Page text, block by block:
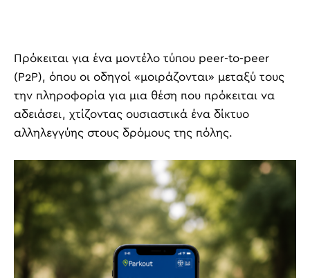
Πρόκειται για ένα μοντέλο τύπου peer-to-peer
(P2P), όπου οι οδηγοί «μοιράζονται» μεταξύ τους
την πληροφορία για μια θέση που πρόκειται να
αδειάσει, χτίζοντας ουσιαστικά ένα δίκτυο
αλληλεγγύης στους δρόμους της πόλης.